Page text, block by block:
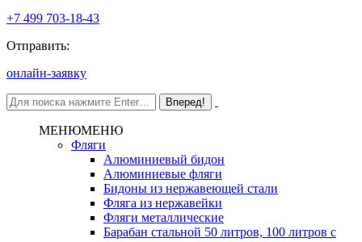
+7 499 703-18-43
Отправить:
онлайн-заявку
МЕНЮМЕНЮ
Фляги
Алюминиевый бидон
Алюминиевые фляги
Бидоны из нержавеющей стали
Фляга из нержавейки
Фляги металлические
Барабан стальной 50 литров, 100 литров с